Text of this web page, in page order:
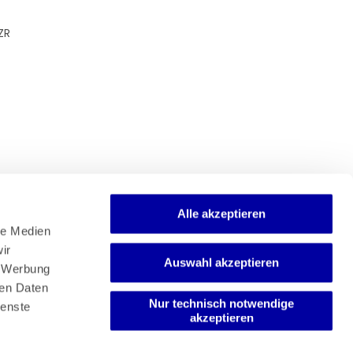
Medien
Daten
Alle akzeptieren
Auswahl akzeptieren
Nur technisch notwendige
akzeptieren
Newsletter
Mediadaten
Media-Center